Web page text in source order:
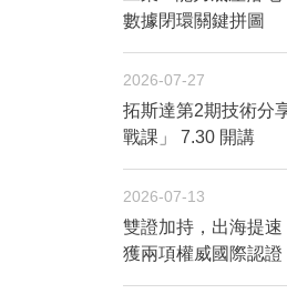
數據閉環關鍵拼圖
2026-07-27
拓斯達第2期技術分
戰課」 7.30 開講
2026-07-13
雙證加持，出海提
獲兩項權威國際認證